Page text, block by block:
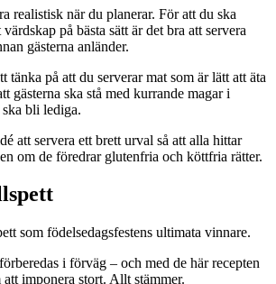
realistisk när du planerar. För att du ska
på bästa sätt är det bra att servera
gästerna anländer.
tänka på att du serverar mat som är lätt att äta
gästerna ska stå med kurrande magar i
bli lediga.
att servera ett brett urval så att alla hittar
om de föredrar glutenfria och köttfria rätter.
som födelsedagsfestens ultimata vinnare.
i förväg – och med de här recepten
imponera stort. Allt stämmer.